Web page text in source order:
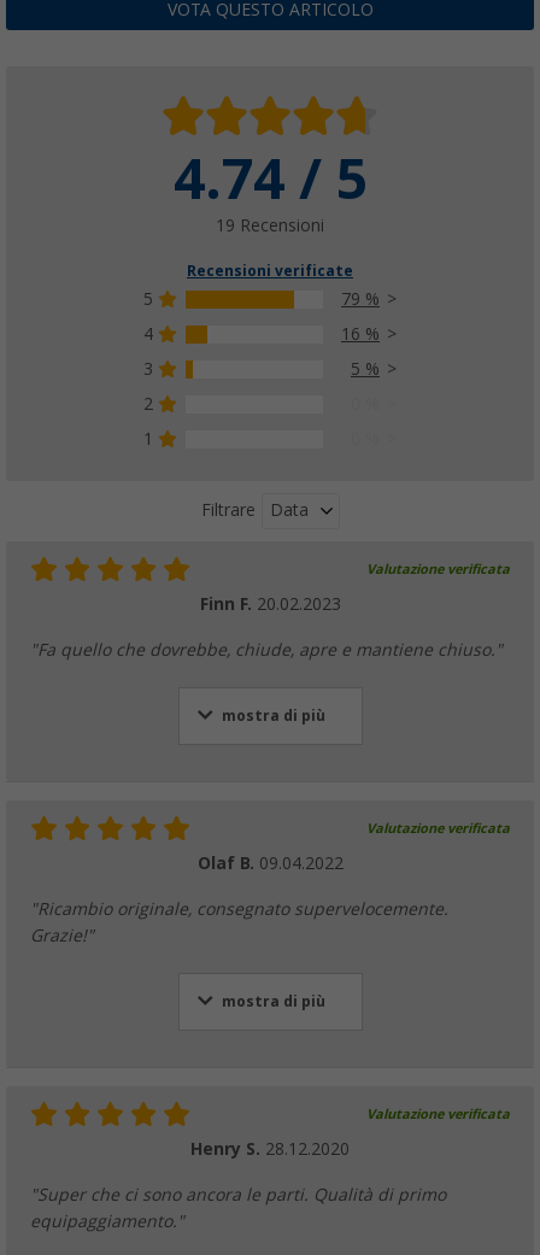
VOTA QUESTO ARTICOLO
4.74 / 5
19 Recensioni
Recensioni verificate
5
79 %
4
16 %
3
5 %
2
1
Filtrare Data
Valutazione verificata
Finn F. 20.02.2023
"Fa quello che dovrebbe, chiude, apre e mantiene chiuso."
mostra di più
Valutazione verificata
Olaf B. 09.04.2022
"Ricambio originale, consegnato supervelocemente.
Grazie!"
mostra di più
Valutazione verificata
Henry S. 28.12.2020
"Super che ci sono ancora le parti. Qualità di primo
equipaggiamento."